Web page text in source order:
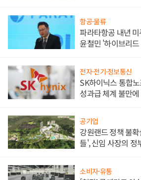
항공·물류
파라타항공 내년
윤철민 '하이브리
전자·전기·정보통신
SK하이닉스 통합
성과급 체계 불만
공기업
강원랜드 정책 불
들', 신임 사장의 정
소비자·유통